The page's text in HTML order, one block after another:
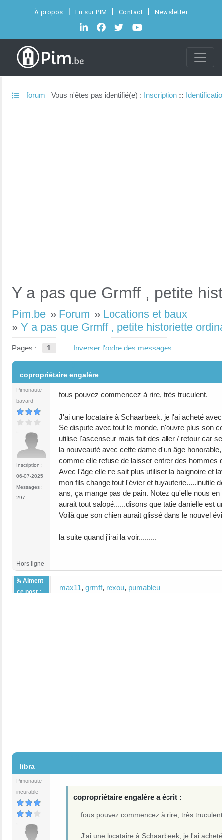
À propos Lu sur PIM Contact Newsletter
forum Vous n'êtes pas identifié(e) : Inscription ::
Y a pas que Grmff , petite
Pim.be » Forum » Locations et baux
» Y a pas que Grmff , petite historiette
Pages : 1 Inverser l'ordre des messages
copropriétaire engalère
Pimonaute
bavard
Inscription :
06-07-2025
Messages :
297
fous pouvez commencez à rire, très truculent.
J'ai une locataire à Schaarbeek, je l'ai acheté
Se dispute avec tout le monde, n'ouvre plus son
utilise l'ascenseur mais fait des aller / retour car
la nouveauté avec cette dame d'un âge
comme elle refuse de laisser entrer des hommes
Avec l'âge elle ne sait plus utiliser la baignoire et
mon fils change tout l'évier et tuyauterie.....inutile
ans, ça mange pas de pain. Notez qu'elle nous
aurait tout salopé......disons que tatie danielle est
Voilà que son chien aurait glissé dans le nouvel
la suite quand j'irai la voir.........
Hors ligne
Aiment
ce post :
max11, grmff, rexou, pumableu
libra
Pimonaute
incurable
copropriétaire engalère a écrit :
fous pouvez commencez à rire, très
J'ai une locataire à Schaarbeek, je l'ai